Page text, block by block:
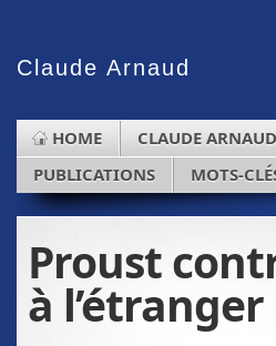
Claude Arnaud
HOME CLAUDE ARNAUD
PUBLICATIONS
MOTS-
Proust
à l’étranger